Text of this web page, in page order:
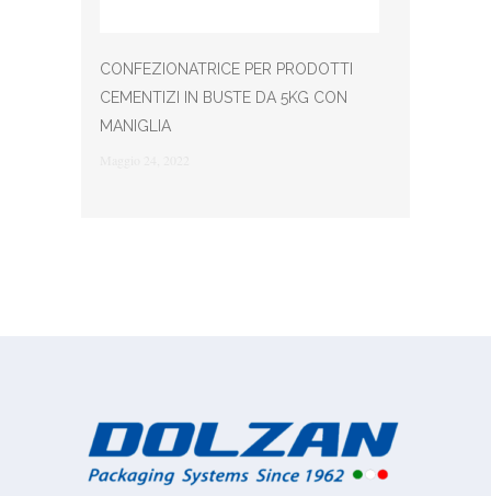
CONFEZIONATRICE PER PRODOTTI
CEMENTIZI IN BUSTE DA 5KG CON
MANIGLIA